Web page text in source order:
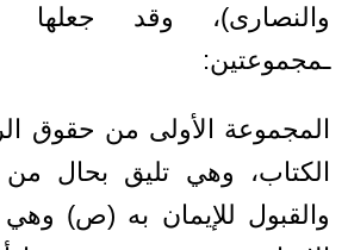
والنصارى)، وقد جعلها
ـمجموعتين:
المجموعة الأولى من حقوق
الكتاب، وهي تليق بحال من